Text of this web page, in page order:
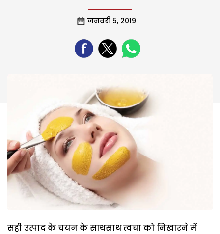
जनवरी 5, 2019
सही उत्पाद के चयन के साथसाथ त्वचा को निखारने में